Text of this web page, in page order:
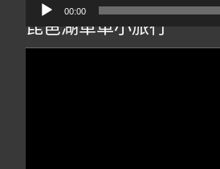
00:00
琵琶湖單車小旅行